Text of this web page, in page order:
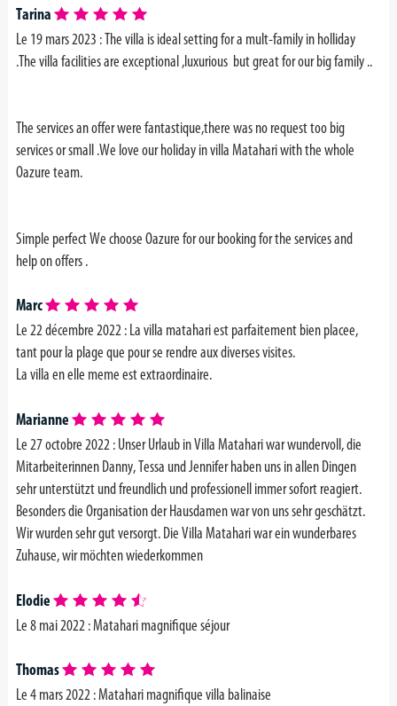
Tarina
Le 19 mars 2023 : The villa is ideal setting for a mult-family in holliday
.The villa facilities are exceptional ,luxurious but great for our big family ..
The services an offer were fantastique,there was no request too big
services or small .We love our holiday in villa Matahari with the whole
Oazure team.
Simple perfect We choose Oazure for our booking for the services and
help on offers .
Marc
Le 22 décembre 2022 : La villa matahari est parfaitement bien placee,
tant pour la plage que pour se rendre aux diverses visites.
La villa en elle meme est extraordinaire.
Marianne
Le 27 octobre 2022 : Unser Urlaub in Villa Matahari war wundervoll, die
Mitarbeiterinnen Danny, Tessa und Jennifer haben uns in allen Dingen
sehr unterstützt und freundlich und professionell immer sofort reagiert.
Besonders die Organisation der Hausdamen war von uns sehr geschätzt.
Wir wurden sehr gut versorgt. Die Villa Matahari war ein wunderbares
Zuhause, wir möchten wiederkommen
Elodie
Le8 mai 2022 :Matahari magnifique séjour
Thomas
Le 4 mars 2022 :Matahari magnifique villa balinaise